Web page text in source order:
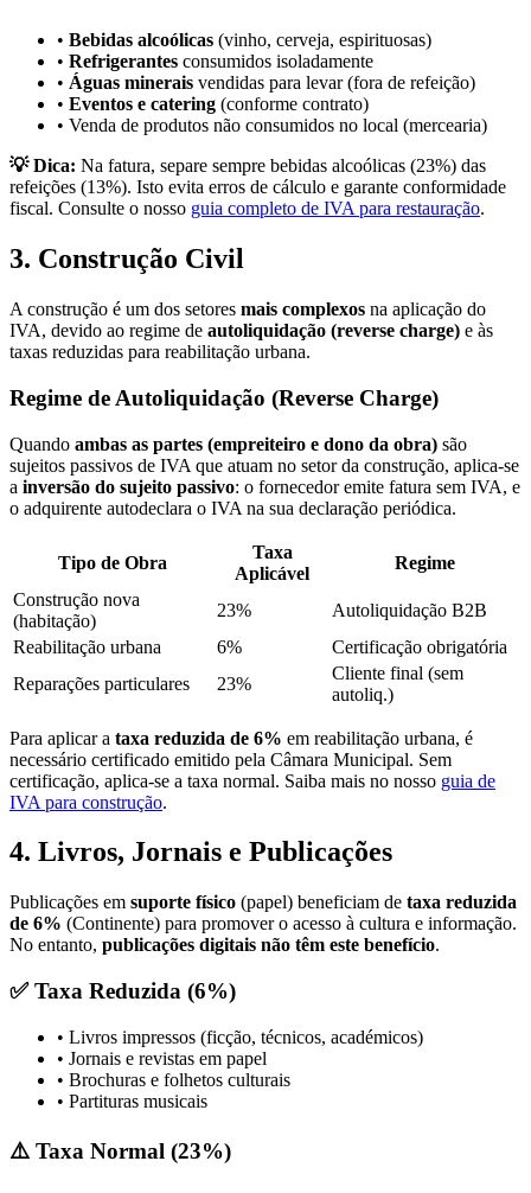
• Bebidas alcoólicas (vinho, cerveja, espirituosas)
• Refrigerantes consumidos isoladamente
• Águas minerais vendidas para levar (fora de refeição)
• Eventos e catering (conforme contrato)
• Venda de produtos não consumidos no local (mercearia)
💡 Dica: Na fatura, separe sempre bebidas alcoólicas (23%) das
refeições (13%). Isto evita erros de cálculo e garante conformidade
fiscal. Consulte o nosso guia completo de IVA para restauração.
3. Construção Civil
A construção é um dos setores mais complexos na aplicação do
IVA, devido ao regime de autoliquidação (reverse charge) e às
taxas reduzidas para reabilitação urbana.
Regime de Autoliquidação (Reverse Charge)
Quando ambas as partes (empreiteiro e dono da obra) são
sujeitos passivos de IVA que atuam no setor da construção, aplica-se
a inversão do sujeito passivo: o fornecedor emite fatura sem IVA, e
o adquirente autodeclara o IVA na sua declaração periódica.
Tipo de Obra
Taxa
Aplicável
Regime
Construção nova
(habitação)
23%
Autoliquidação B2B
Reabilitação urbana
6%
Certificação obrigatória
Reparações particulares
23%
Cliente final (sem
autoliq.)
Para aplicar a taxa reduzida de 6% em reabilitação urbana, é
necessário certificado emitido pela Câmara Municipal. Sem
certificação, aplica-se a taxa normal. Saiba mais no nosso guia de
IVA para construção.
4. Livros, Jornais e Publicações
Publicações em suporte físico (papel) beneficiam de taxa reduzida
de 6% (Continente) para promover o acesso à cultura e informação.
No entanto, publicações digitais não têm este benefício.
✅ Taxa Reduzida (6%)
• Livros impressos (ficção, técnicos, académicos)
• Jornais e revistas em papel
• Brochuras e folhetos culturais
• Partituras musicais
⚠️ Taxa Normal (23%)